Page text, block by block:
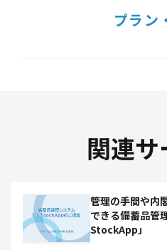
プラン
関連サ
管理の手間や内
できる備蓄品管
StockApp」